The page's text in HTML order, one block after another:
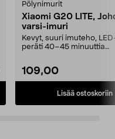
Pölynimurit
Xiaomi G20 LITE,
varsi-imuri
Kevyt, suuri imuteho,
peräti 40–45 minuuttia
109,00
Lisää ostoskoriin